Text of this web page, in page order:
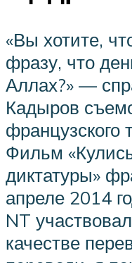
«Вы хотите,
фразу, что
Аллах?» —
Кадыров
французского
Фильм
диктатуры»
апреле 2014
NT
качестве